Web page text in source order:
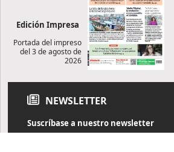
Edición Impresa
Portada del impreso
del 3 de agosto de
2026
NEWSLETTER
Suscríbase a nuestro newsletter
Reciba diariamente información de